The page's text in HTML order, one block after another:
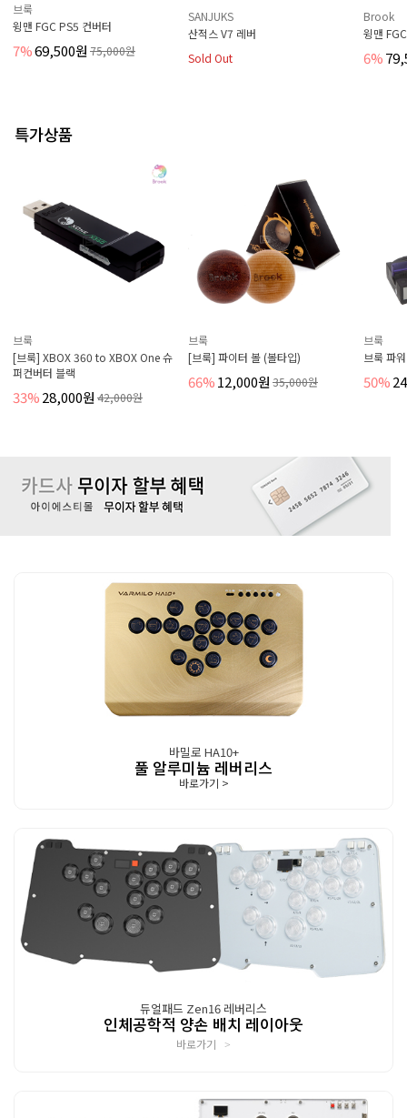
브룩
윙맨 FGC PS5 컨버터
7%69,500원75,000원
SANJUKS
산적스 V7 레버
Sold Out
Brook
윙맨
6%
특가상품
브룩
[브룩] XBOX 360 to XBOX One 슈
퍼컨버터 블랙
33%28,000원 42,000원
브룩
[브룩] 파이터 볼 (볼타입)
66%12,000원 35,000원
브룩
브룩 파
50%
바밀로 HA10+
풀 알루미늄 레버리스
바로가기 >
듀얼패드 Zen16 레버리스
인체공학적 양손 배치 레이아웃
바로가기 >